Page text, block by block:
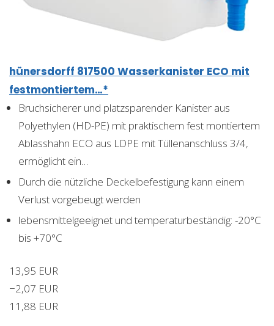
hünersdorff 817500 Wasserkanister ECO mit
festmontiertem…*
Bruchsicherer und platzsparender Kanister aus
Polyethylen (HD-PE) mit praktischem fest montiertem
Ablasshahn ECO aus LDPE mit Tüllenanschluss 3/4,
ermöglicht ein…
Durch die nützliche Deckelbefestigung kann einem
Verlust vorgebeugt werden
lebensmittelgeeignet und temperaturbeständig: -20°C
bis +70°C
13,95 EUR
−2,07 EUR
11,88 EUR